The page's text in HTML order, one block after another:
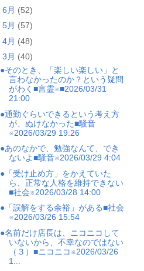
6月 (52)
5月 (57)
4月 (48)
3月 (40)
●そのとき、「楽しい楽しい」と
言わなかったのか？という疑問
がわく■言霊※■2026/03/31
21:00
●通勤ぐらいできるという考え方
が、ぬけなかった■騒音
※2026/03/29 19:26
●あのなかで、勉強なんて、でき
ないよ■騒音※2026/03/29 4:04
●「受け止め方」をかえていた
ら、正常な人格を維持できない
■社会※2026/03/28 14:00
●「誤解をする余裕」がある■社会
※2026/03/26 15:54
●名前だけ店長は、ニコニコして
いないから、不幸なのではない
（３）■ニコニコ※2026/03/26
1...